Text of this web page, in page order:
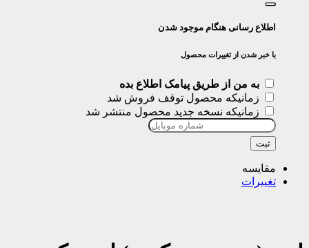
اطلاع رسانی هنگام موجود شدن
با خبر شدن از تغییرات محصول
به من از طریق پیامک اطلاع بده
زمانیکه محصول توقف فروش شد
زمانیکه نسخه جدید محصول منتشر شد
ثبت
مقایسه
تغییرات